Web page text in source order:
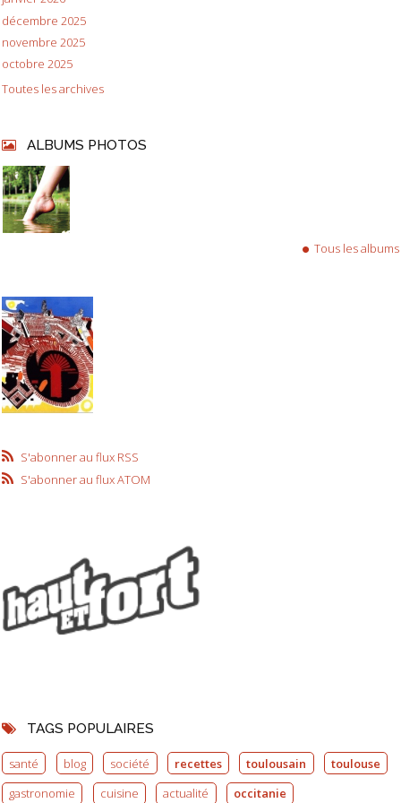
décembre 2025
novembre 2025
octobre 2025
Toutes les archives
ALBUMS PHOTOS
Tous les albums
S'abonner au flux RSS
S'abonner au flux ATOM
TAGS POPULAIRES
santé blog société recettes toulousain
toulouse
gastronomie
cuisine actualité occitanie